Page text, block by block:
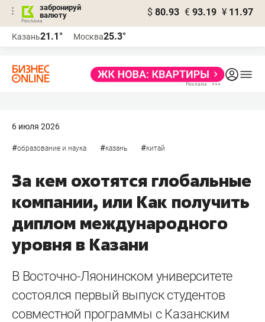
забронируй
валюту
$ 80.93 € 93.19 ¥ 11.97
Казань21.1° Москва25.3°
6 июля 2026
#образование и наука #казань #китай
За кем охотятся глобальные
компании, или Как получить
диплом международного
уровня в Казани
В Восточно-Ляонинском университете
состоялся первый выпуск студентов
совместной программы с Казанским